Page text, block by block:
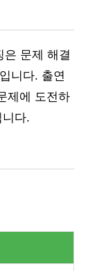
은 문제 해결
니다. 출연
제에 도전하
다.